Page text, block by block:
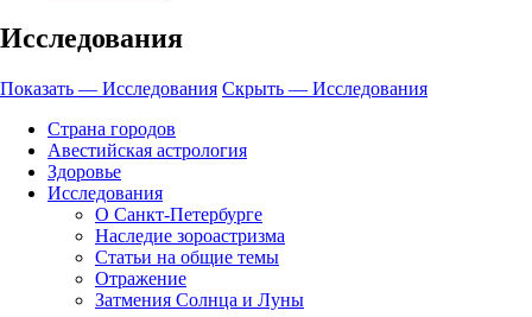
Исследования
Показать — Исследования Скрыть — Исследования
Страна городов
Авестийская астрология
Здоровье
Исследования
О Санкт-Петербурге
Наследие зороастризма
Cтатьи на общие темы
Отражение
Затмения Солнца и Луны